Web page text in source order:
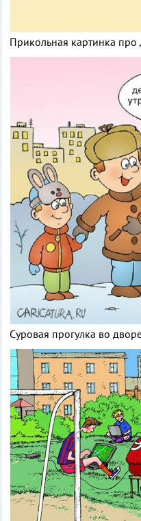
Прикольная картинка про
Суровая прогулка во